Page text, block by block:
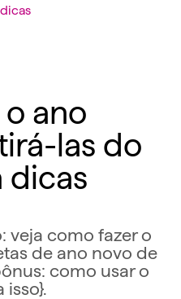
ano
las do
dicas
veja como fazer o
de ano novo de
como usar o